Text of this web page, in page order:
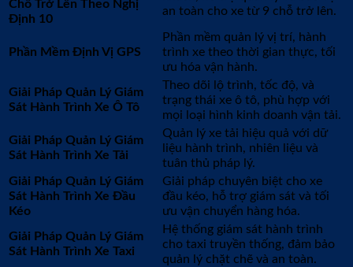
Chỗ Trở Lên Theo Nghị
Định 10
an toàn cho xe từ 9 chỗ trở lên.
Phần Mềm Định Vị GPS
Phần mềm quản lý vị trí, hành
trình xe theo thời gian thực, tối
ưu hóa vận hành.
Giải Pháp Quản Lý Giám
Sát Hành Trình Xe Ô Tô
Theo dõi lộ trình, tốc độ, và
trạng thái xe ô tô, phù hợp với
mọi loại hình kinh doanh vận tải.
Giải Pháp Quản Lý Giám
Sát Hành Trình Xe Tải
Quản lý xe tải hiệu quả với dữ
liệu hành trình, nhiên liệu và
tuân thủ pháp lý.
Giải Pháp Quản Lý Giám
Sát Hành Trình Xe Đầu
Kéo
Giải pháp chuyên biệt cho xe
đầu kéo, hỗ trợ giám sát và tối
ưu vận chuyển hàng hóa.
Giải Pháp Quản Lý Giám
Sát Hành Trình Xe Taxi
Hệ thống giám sát hành trình
cho taxi truyền thống, đảm bảo
quản lý chặt chẽ và an toàn.